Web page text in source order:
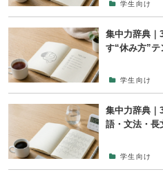
学生向け
集中力辞典｜
す“休み方”テ
学生向け
集中力辞典｜
語・文法・長
学生向け